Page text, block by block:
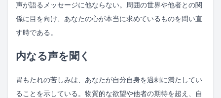
声が語るメッセージに他ならない。周囲の世界や他者との関
係に目を向け、あなたの心が本当に求めているものを問い直
す時である。
内なる声を聞く
胃もたれの苦しみは、あなたが自分自身を過剰に満たしてい
ることを示している。物質的な欲望や他者の期待を超え、自